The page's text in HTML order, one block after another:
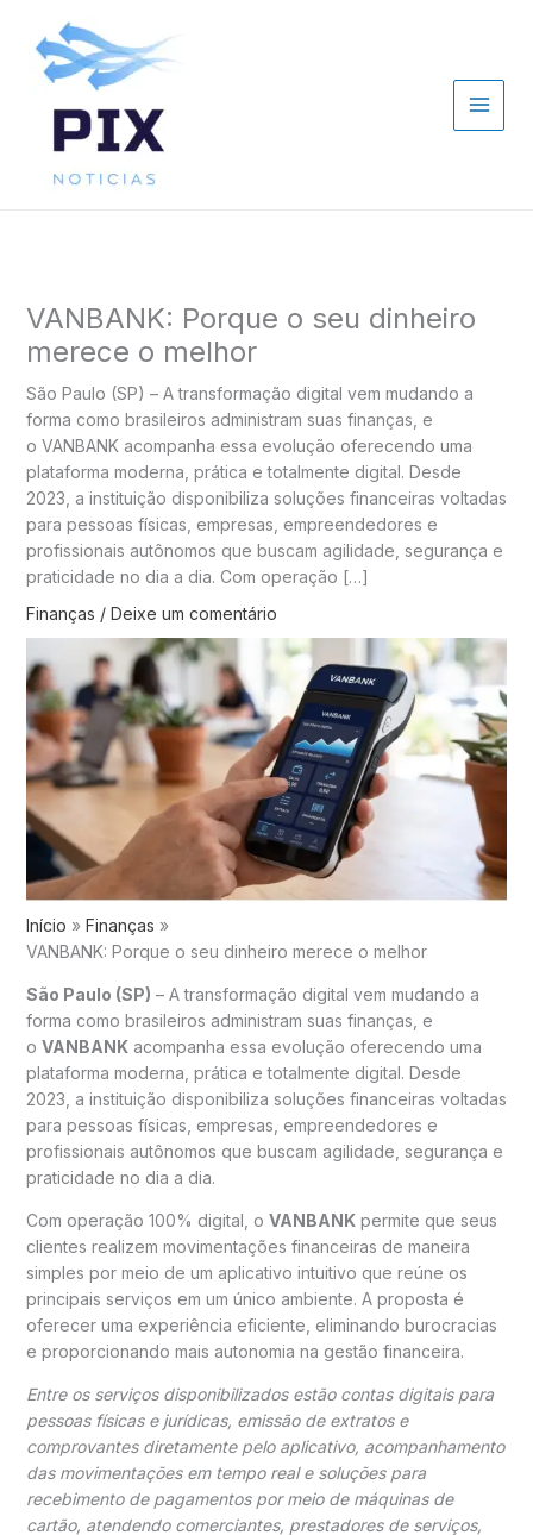
conteúdo
VANBANK: Porque o seu dinheiro
merece o melhor
São Paulo (SP) – A transformação digital vem mudando a
forma como brasileiros administram suas finanças, e
o VANBANK acompanha essa evolução oferecendo uma
plataforma moderna, prática e totalmente digital. Desde
2023, a instituição disponibiliza soluções financeiras voltadas
para pessoas físicas, empresas, empreendedores e
profissionais autônomos que buscam agilidade, segurança e
praticidade no dia a dia. Com operação […]
Finanças / Deixe um comentário
Início
Finanças
VANBANK: Porque o seu dinheiro merece o melhor
São Paulo (SP) – A transformação digital vem mudando a
forma como brasileiros administram suas finanças, e
o VANBANKacompanha essa evolução oferecendo uma
plataforma moderna, prática e totalmente digital. Desde
2023, a instituição disponibiliza soluções financeiras voltadas
para pessoas físicas, empresas, empreendedores e
profissionais autônomos que buscam agilidade, segurança e
praticidade no dia a dia.
Com operação 100% digital, o VANBANKpermite que seus
clientes realizem movimentações financeiras de maneira
simples por meio de um aplicativo intuitivo que reúne os
principais serviços em um único ambiente. A proposta é
oferecer uma experiência eficiente, eliminando burocracias
e proporcionando mais autonomia na gestão financeira.
Entre os serviços disponibilizados estão contas digitais para
pessoas físicas e jurídicas, emissão de extratos e
comprovantes diretamente pelo aplicativo, acompanhamento
das movimentações em tempo real e soluções para
recebimento de pagamentos por meio de máquinas de
cartão, atendendo comerciantes, prestadores de serviços,